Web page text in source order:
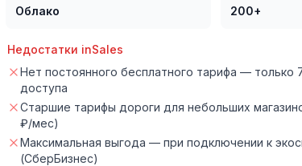
Облако 200+
Недостатки inSales
Нет постоянного бесплатного тарифа — только
доступа
Старшие тарифы дороги для небольших
₽/мес)
Максимальная выгода — при подключении к
(СберБизнес)